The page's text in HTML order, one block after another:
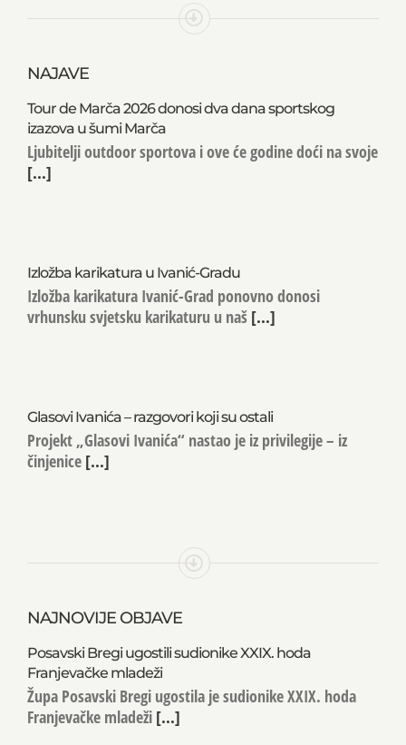
Tour de Marča 2026 donosi dva dana sportskog
izazova u šumi Marča
Ljubitelji outdoor sportova i ove će godine doći na svoje
[...]
Izložba karikatura u Ivanić-Gradu
Izložba karikatura Ivanić-Grad ponovno donosi
vrhunsku svjetsku karikaturu u naš
[...]
Glasovi Ivanića – razgovori koji su ostali
Projekt „Glasovi Ivanića“ nastao je iz privilegije – iz
činjenice
[...]
Posavski Bregi ugostili sudionike XXIX. hoda
Franjevačke mladeži
Župa Posavski Bregi ugostila je sudionike XXIX. hoda
Franjevačke mladeži
[...]